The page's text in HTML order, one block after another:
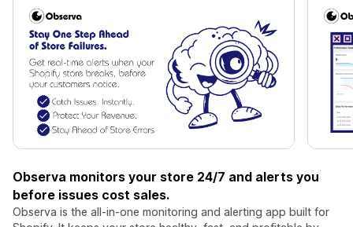
Observa monitors your store 24/7 and alerts you
before issues cost sales.
Observa is the all-in-one monitoring and alerting app built for